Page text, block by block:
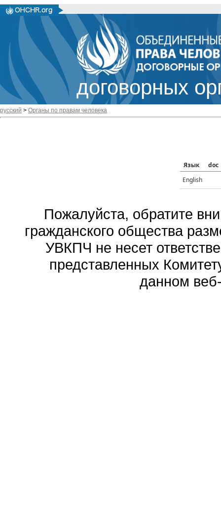
договорных
русский > Органы по правам человека
Язык
doc
English
Пожалуйста, обратите
гражданского общества
УВКПЧ не несет
представленных
данном